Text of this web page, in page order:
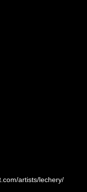
artists/lechery/